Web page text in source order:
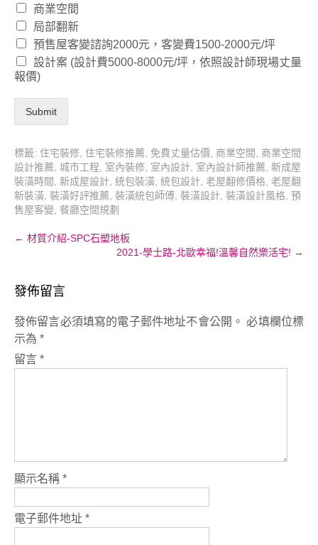
商業空間
局部翻新
預售屋客變諮詢2000元，客變費1500-2000元/坪
設計案 (設計費5000-8000元/坪，依照設計師現場丈量
報價)
Submit
標籤: 住宅裝修 住宅裝修推薦 免費丈量估價 商業空間
商業空間
設計推薦 城市工程 室內裝修 室內設計 室內設計師推薦 新成屋
裝潢時間
新成屋設計 統包裝潢 統包設計 老屋翻修價格 老屋翻
新裝潢 裝潢好評推薦 裝潢統包師傅 裝潢設計 裝潢設計風格 預
售屋客變
餐廳空間規劃
Post
← 材質介紹-SPC石塑地板
2021-學士路-北歐幸福!溫馨自然樂活宅! →
發佈留言
發佈留言必須填寫的電子郵件地址不會公開。 必填欄位標
示為 *
留言 *
顯示名稱 *
電子郵件地址 *